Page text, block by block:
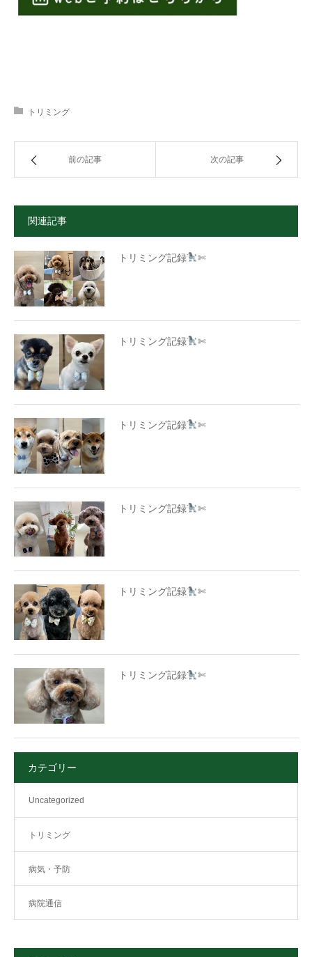
トリミング
前の記事 次の記事
関連記事
トリミング記録 ✄
トリミング記録 ✄
トリミング記録 ✄
トリミング記録 ✄
トリミング記録 ✄
トリミング記録 ✄
カテゴリー
Uncategorized
トリミング
病気・予防
病院通信